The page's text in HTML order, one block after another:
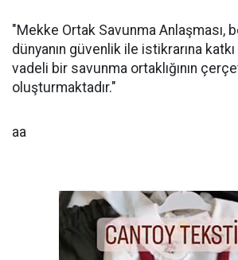
"Mekke Ortak Savunma Anlaşması,
dünyanın güvenlik ile istikrarına
vadeli bir savunma ortaklığının
oluşturmaktadır."
aa